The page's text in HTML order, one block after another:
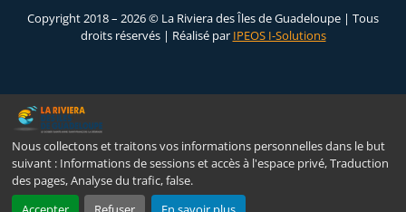
Nous collectons et traitons vos informations personnelles dans le but
suivant : Informations de sessions et accès à l'espace privé, Traduction
des pages, Analyse du trafic, false.
Copyright 2018 – 2026 © La Riviera des Îles de Guadeloupe | Tous
droits réservés | Réalisé par IPEOS I-Solutions